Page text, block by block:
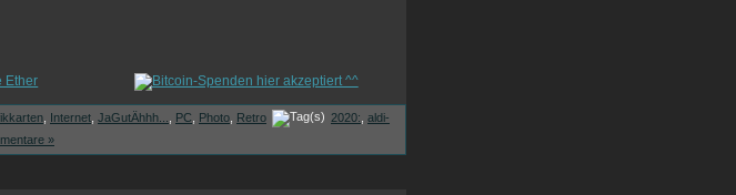
Internet JaGutÄhhh... PC Photo Retro 2020: aldi-
»